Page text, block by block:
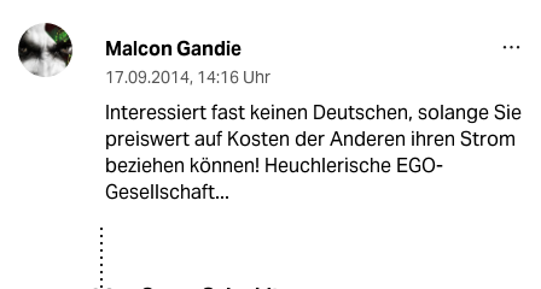
Malcon Gandie
17.09.2014, 14:16 Uhr
Interessiert fast keinen Deutschen, solange Sie
preiswert auf Kosten der Anderen ihren Strom
beziehen können! Heuchlerische EGO-
Gesellschaft...